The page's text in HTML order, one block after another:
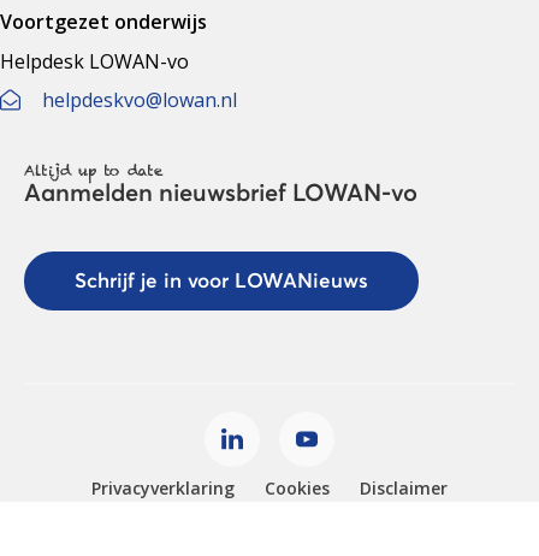
Voortgezet onderwijs
Helpdesk LOWAN-vo
helpdeskvo@lowan.nl
Altijd up to date
Aanmelden nieuwsbrief LOWAN-vo
Schrijf je in voor LOWANieuws
Privacyverklaring Cookies Disclaimer